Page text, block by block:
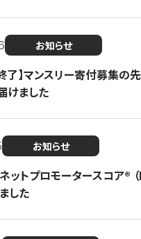
お知らせ
了】マンスリー寄付募集の
けました
お知らせ
ットプロモータースコア®︎
した